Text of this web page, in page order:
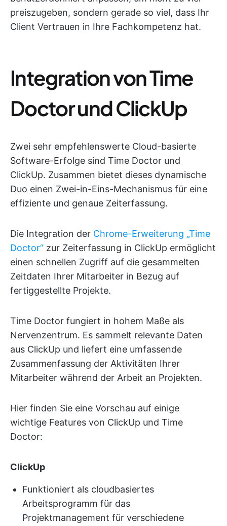
preiszugeben, sondern gerade so viel, dass Ihr
Client Vertrauen in Ihre Fachkompetenz hat.
Integration von Time
Doctor und ClickUp
Zwei sehr empfehlenswerte Cloud-basierte
Software-Erfolge sind Time Doctor und
ClickUp. Zusammen bietet dieses dynamische
Duo einen Zwei-in-Eins-Mechanismus für eine
effiziente und genaue Zeiterfassung.
Die Integration der Chrome-Erweiterung „Time
Doctor“ zur Zeiterfassung in ClickUp ermöglicht
einen schnellen Zugriff auf die gesammelten
Zeitdaten Ihrer Mitarbeiter in Bezug auf
fertiggestellte Projekte.
Time Doctor fungiert in hohem Maße als
Nervenzentrum. Es sammelt relevante Daten
aus ClickUp und liefert eine umfassende
Zusammenfassung der Aktivitäten Ihrer
Mitarbeiter während der Arbeit an Projekten.
Hier finden Sie eine Vorschau auf einige
wichtige Features von ClickUp und Time
Doctor:
ClickUp
Funktioniert als cloudbasiertes
Arbeitsprogramm für das
Projektmanagement für verschiedene